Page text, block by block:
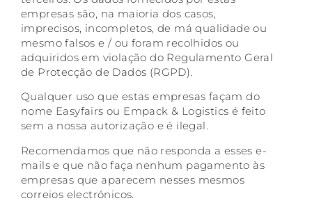
empresas são, na maioria dos casos,
imprecisos, incompletos, de má qualidade ou
mesmo falsos e / ou foram recolhidos ou
adquiridos em violação do Regulamento Geral
de Protecção de Dados (RGPD).
Qualquer uso que estas empresas façam do
nome Easyfairs ou Empack & Logistics é feito
sem a nossa autorização e é ilegal.
Recomendamos que não responda a esses e-
mails e que não faça nenhum pagamento às
empresas que aparecem nesses mesmos
correios electrónicos.